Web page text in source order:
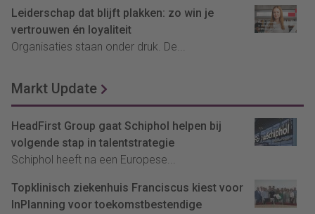
Leiderschap dat blijft plakken: zo win je
vertrouwen én loyaliteit
Organisaties staan onder druk. De...
Markt Update
HeadFirst Group gaat Schiphol helpen bij
volgende stap in talentstrategie
Schiphol heeft na een Europese...
Topklinisch ziekenhuis Franciscus kiest voor
InPlanning voor toekomstbestendige